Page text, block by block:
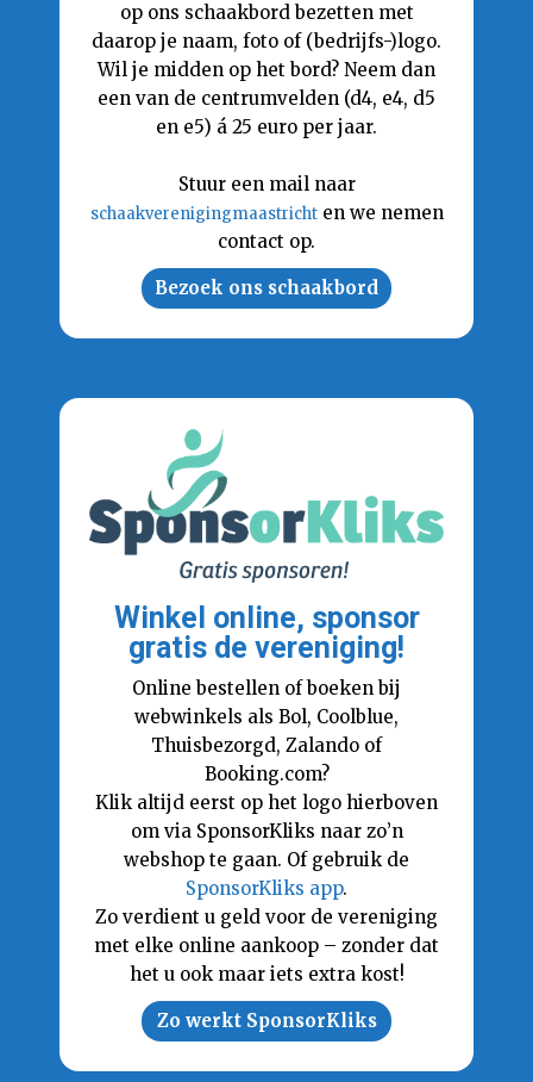
op ons schaakbord bezetten met
daarop je naam, foto of (bedrijfs-)logo.
Wil je midden op het bord? Neem dan
een van de centrumvelden (d4, e4, d5
en e5) á 25 euro per jaar.
Stuur een mail naar
schaakverenigingmaastrichten we nemen
contact op.
Bezoek ons schaakbord
Winkel online, sponsor
gratis de vereniging!
Online bestellen of boeken bij
webwinkels als Bol, Coolblue,
Thuisbezorgd, Zalando of
Booking.com?
Klik altijd eerst op het logo hierboven
om via SponsorKliks naar zo’n
webshop te gaan. Of gebruik de
SponsorKliks app.
Zo verdient u geld voor de vereniging
met elke online aankoop – zonder dat
het u ook maar iets extra kost!
Zo werkt SponsorKliks